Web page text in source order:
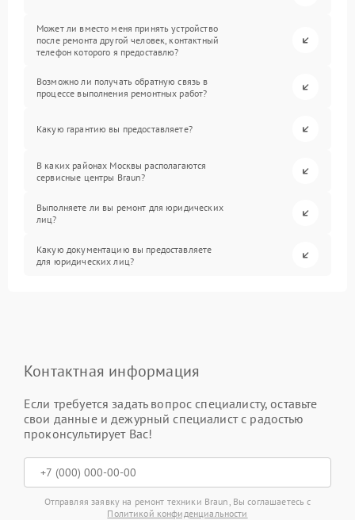
Может ли вместо меня принять устройство
после ремонта другой человек, контактный
телефон которого я предоставлю?
Возможно ли получать обратную связь в
процессе выполнения ремонтных работ?
Какую гарантию вы предоставляете?
В каких районах Москвы располагаются
сервисные центры Braun?
Выполняете ли вы ремонт для юридических
лиц?
Какую документацию вы предоставляете
для юридических лиц?
Контактная информация
Если требуется задать вопрос специалисту, оставьте
свои данные и дежурный специалист с радостью
проконсультирует Вас!
Отправляя заявку на ремонт техники Braun, Вы соглашаетесь с
Политикой конфиденциальности